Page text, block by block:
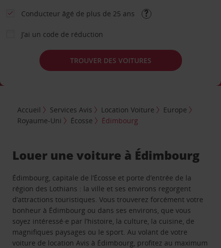
Conducteur âgé de plus de 25 ans
J’ai un code de réduction
TROUVER DES VOITURES
Accueil Services Avis Location Voiture
Europe
Royaume-Uni
Écosse Édimbourg
Louer une voiture à Édimbourg
Édimbourg, capitale de l’Écosse et porte d’entrée de la
région des Lothians : la ville et ses environs regorgent
d’attractions touristiques. Vous trouverez forcément votre
bonheur à Édimbourg ou dans ses environs, que vous
soyez intéressé·e par l’histoire, la culture, la cuisine, de
magnifiques paysages ou le sport. Au volant de votre
voiture de location Avis à Édimbourg, profitez au maximum